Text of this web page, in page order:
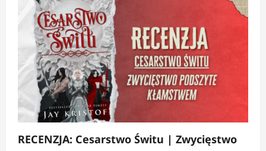
RECENZJA: Cesarstwo Świtu | Zwycięstwo